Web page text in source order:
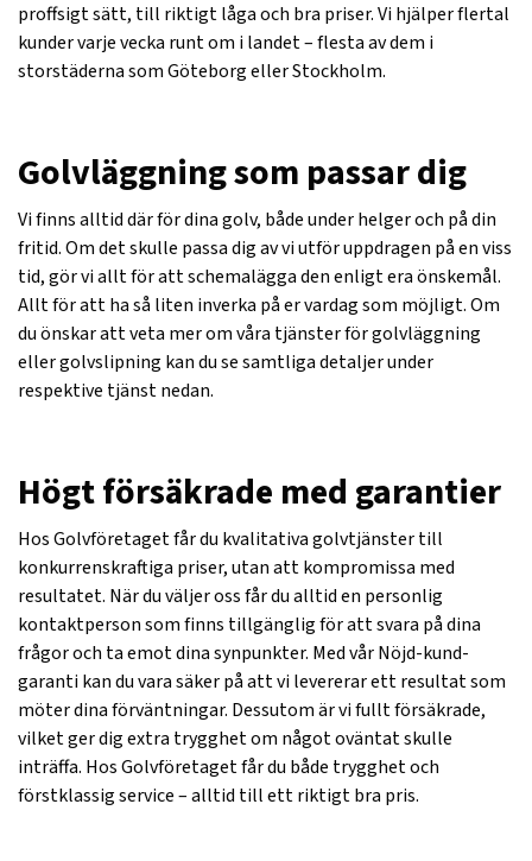
proffsigt sätt, till riktigt låga och bra priser. Vi hjälper flertal
kunder varje vecka runt om i landet – flesta av dem i
storstäderna som Göteborg eller Stockholm.
Golvläggning som passar dig
Vi finns alltid där för dina golv, både under helger och på din
fritid. Om det skulle passa dig av vi utför uppdragen på en viss
tid, gör vi allt för att schemalägga den enligt era önskemål.
Allt för att ha så liten inverka på er vardag som möjligt. Om
du önskar att veta mer om våra tjänster för golvläggning
eller golvslipning kan du se samtliga detaljer under
respektive tjänst nedan.
Högt försäkrade med garantier
Hos Golvföretaget får du kvalitativa golvtjänster till
konkurrenskraftiga priser, utan att kompromissa med
resultatet. När du väljer oss får du alltid en personlig
kontaktperson som finns tillgänglig för att svara på dina
frågor och ta emot dina synpunkter. Med vår Nöjd-kund-
garanti kan du vara säker på att vi levererar ett resultat som
möter dina förväntningar. Dessutom är vi fullt försäkrade,
vilket ger dig extra trygghet om något oväntat skulle
inträffa. Hos Golvföretaget får du både trygghet och
förstklassig service – alltid till ett riktigt bra pris.